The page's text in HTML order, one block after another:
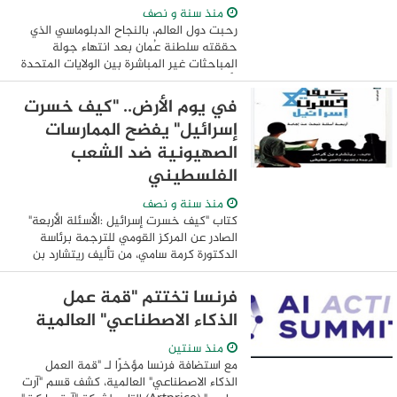
منذ سنة و نصف
رحبت دول العالم، بالنجاح الدبلوماسي الذي
حققته سلطنة عُمان بعد انتهاء جولة
المباحثات غير المباشرة بين الولايات المتحدة
الأمريكية وإيران، ووصف الطرفين المباحثات
بأنها "بناءة" ويمكن البناء عليها ...
في يوم الأرض.. "كيف خسرت
إسرائيل" يفضح الممارسات
الصهيونية ضد الشعب
الفلسطيني
منذ سنة و نصف
كتاب "كيف خسرت إسرائيل :الأسئلة الأربعة"
الصادر عن المركز القومي للترجمة برئاسة
الدكتورة كرمة سامي، من تأليف ريتشارد بن
كريمر، ومن ترجمة وتقديم ناصر عفيفي. يقع
الكتاب في 255 صفحة من القطع ...
فرنسا تختتم "قمة عمل
الذكاء الاصطناعي" العالمية
منذ سنتين
مع استضافة فرنسا مؤخرًا لـ "قمة العمل
الذكاء الاصطناعي" العالمية، كشف قسم "آرت